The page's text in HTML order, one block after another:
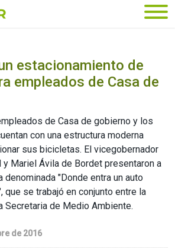
estacionamiento de
empleados de Casa de
de Casa de gobierno y los
con una estructura moderna
sus bicicletas. El vicegobernador
y Mariel Ávila de Bordet presentaron a
denominada "Donde entra un auto
que se trabajó en conjunto entre la
Secretaria de Medio Ambiente.
de 2016